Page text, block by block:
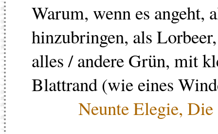
Warum, wenn es angeht,
hinzubringen, als
alles / andere Grün, mit
Blattrand (wie eines
Neunte Elegie, Die